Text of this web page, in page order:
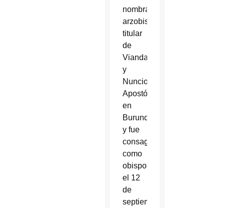
nombrado
arzobispo
titular
de
Vianda
y
Nuncio
Apostólico
en
Burundi
y fue
consagrado
como
obispo
el 12
de
septiembre